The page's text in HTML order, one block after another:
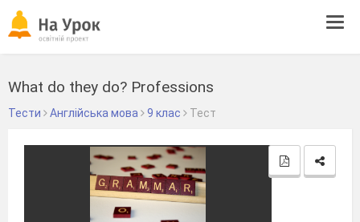
What do they do? Professions
Тести Англійська мова 9 клас Тест